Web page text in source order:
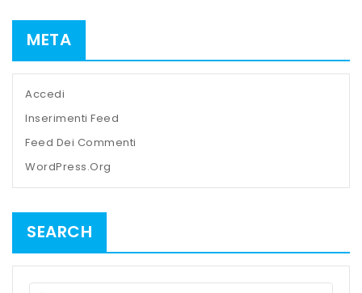
META
Accedi
Inserimenti Feed
Feed Dei Commenti
WordPress.org
SEARCH